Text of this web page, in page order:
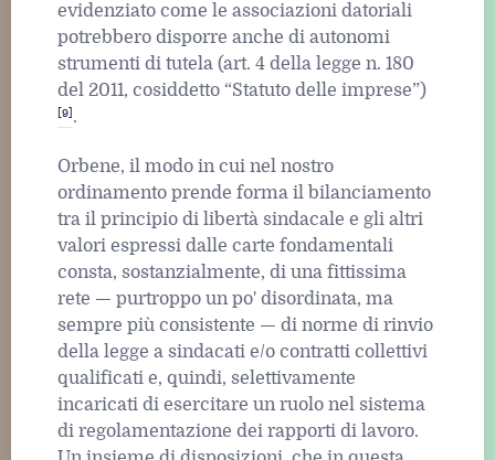
evidenziato come le associazioni datoriali
potrebbero disporre anche di autonomi
strumenti di tutela (art. 4 della legge n. 180
del 2011, cosiddetto “Statuto delle imprese”)
[9] .
Orbene, il modo in cui nel nostro
ordinamento prende forma il bilanciamento
tra il principio di libertà sindacale e gli altri
valori espressi dalle carte fondamentali
consta, sostanzialmente, di una fittissima
rete — purtroppo un po' disordinata, ma
sempre più consistente — di norme di rinvio
della legge a sindacati e/o contratti collettivi
qualificati e, quindi, selettivamente
incaricati di esercitare un ruolo nel sistema
di regolamentazione dei rapporti di lavoro.